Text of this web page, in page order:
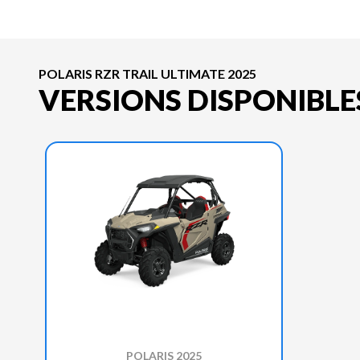
POLARIS RZR TRAIL ULTIMATE 2025
VERSIONS
POLARIS 2025